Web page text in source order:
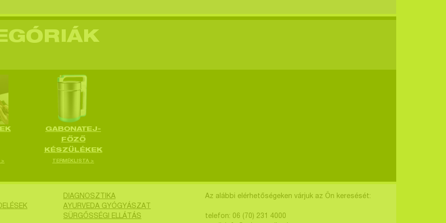
>
GABONATEJ-
FŐZŐ
KÉSZÜLÉKEK
TERMÉKLISTA >
DIAGNOSZTIKA
AYURVEDA GYÓGYÁSZAT
SÜRGŐSSÉGI ELLÁTÁS
Az alábbi elérhetőségeken várjuk az Ön keresését:
telefon: 06 (70) 231 4000